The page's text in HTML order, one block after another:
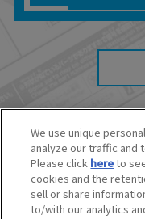
© BANDAI SPIRITS CO.,LTD.
©創通・サンライズ ©創通・
©SOTSU・SUNRISE
©Nintendo・Creatures・
We use unique
analyze our traffic and
Please click hereto
cookies and the
sell or share
to/with our analytics
■本サービスを利
かったことによ
また、本サイ
者の通信機器
ューターウィ
も負いません。
■当社は、本サー
更または停止す
は、本サービス
す。
■本サービスのご
利用条件および
ある場合、これ